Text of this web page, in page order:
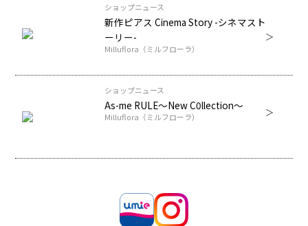
ショップニュース
新作ピアス Cinema Story -シネマスト
ーリー-
Milluflora（ミルフローラ）
ショップニュース
As-me RULE～New C0llection～
Milluflora（ミルフローラ）